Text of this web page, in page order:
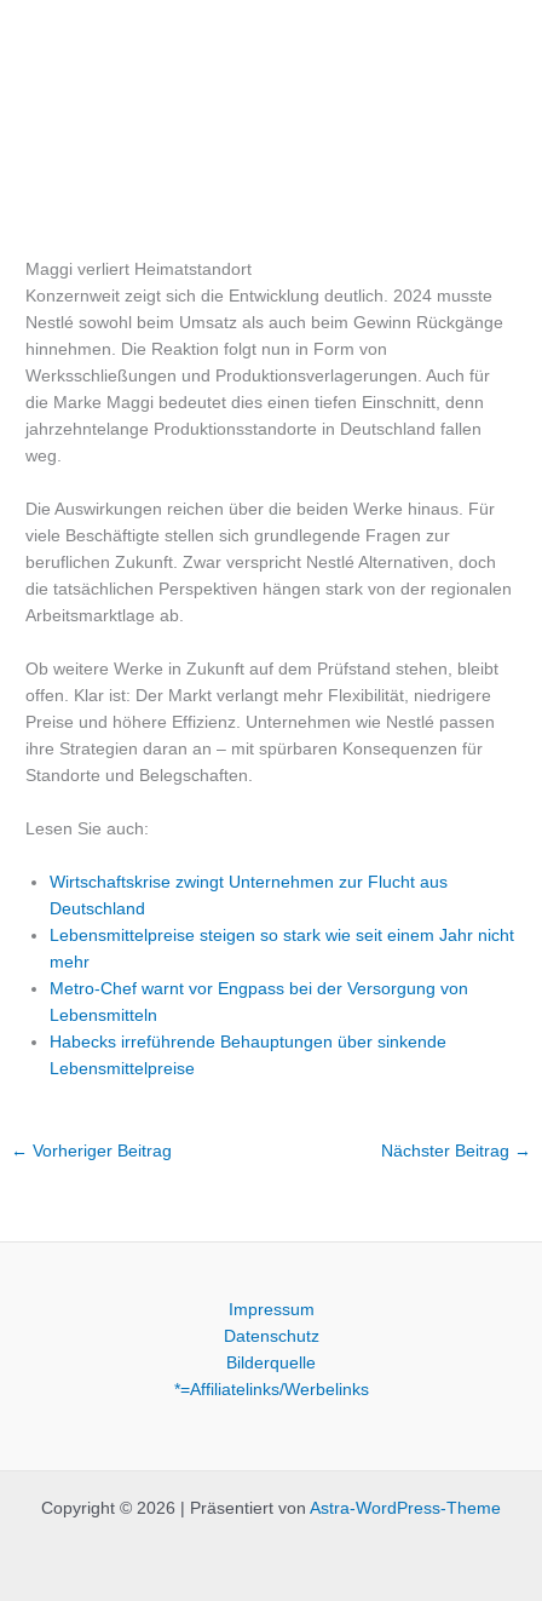
Maggi verliert Heimatstandort
Konzernweit zeigt sich die Entwicklung deutlich. 2024 musste
Nestlé sowohl beim Umsatz als auch beim Gewinn Rückgänge
hinnehmen. Die Reaktion folgt nun in Form von
Werksschließungen und Produktionsverlagerungen. Auch für
die Marke Maggi bedeutet dies einen tiefen Einschnitt, denn
jahrzehntelange Produktionsstandorte in Deutschland fallen
weg.
Die Auswirkungen reichen über die beiden Werke hinaus. Für
viele Beschäftigte stellen sich grundlegende Fragen zur
beruflichen Zukunft. Zwar verspricht Nestlé Alternativen, doch
die tatsächlichen Perspektiven hängen stark von der regionalen
Arbeitsmarktlage ab.
Ob weitere Werke in Zukunft auf dem Prüfstand stehen, bleibt
offen. Klar ist: Der Markt verlangt mehr Flexibilität, niedrigere
Preise und höhere Effizienz. Unternehmen wie Nestlé passen
ihre Strategien daran an – mit spürbaren Konsequenzen für
Standorte und Belegschaften.
Lesen Sie auch:
Wirtschaftskrise zwingt Unternehmen zur Flucht aus
Deutschland
Lebensmittelpreise steigen so stark wie seit einem Jahr nicht
mehr
Metro-Chef warnt vor Engpass bei der Versorgung von
Lebensmitteln
Habecks irreführende Behauptungen über sinkende
Lebensmittelpreise
← Vorheriger Beitrag Nächster Beitrag →
Impressum
Datenschutz
Bilderquelle
*=Affiliatelinks/Werbelinks
Copyright © 2026 | Präsentiert von Astra-WordPress-Theme